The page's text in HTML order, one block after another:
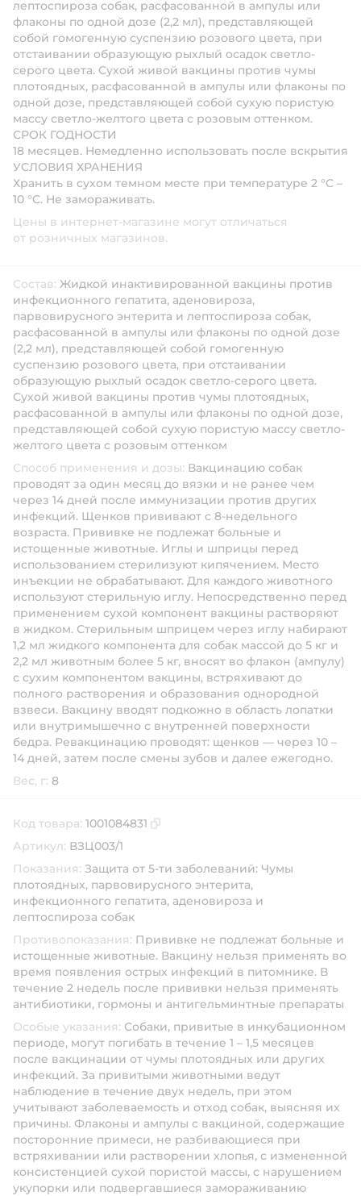
лептоспироза собак, расфасованной в ампулы или
флаконы по одной дозе (2,2 мл), представляющей
собой гомогенную суспензию розового цвета, при
отстаивании образующую рыхлый осадок светло-
серого цвета. Сухой живой вакцины против чумы
плотоядных, расфасованной в ампулы или флаконы по
одной дозе, представляющей собой сухую пористую
массу светло-желтого цвета с розовым оттенком.
СРОК ГОДНОСТИ
18 месяцев. Немедленно использовать после вскрытия
УСЛОВИЯ ХРАНЕНИЯ
Хранить в сухом темном месте при температуре 2 °C –
10 °C. Не замораживать.
Цены в интернет-магазине могут отличаться
от розничных магазинов.
Состав: Жидкой инактивированной вакцины против
инфекционного гепатита, аденовироза,
парвовирусного энтерита и лептоспироза собак,
расфасованной в ампулы или флаконы по одной дозе
(2,2 мл), представляющей собой гомогенную
суспензию розового цвета, при отстаивании
образующую рыхлый осадок светло-серого цвета.
Сухой живой вакцины против чумы плотоядных,
расфасованной в ампулы или флаконы по одной дозе,
представляющей собой сухую пористую массу светло-
желтого цвета с розовым оттенком
Способ применения и дозы: Вакцинацию собак
проводят за один месяц до вязки и не ранее чем
через 14 дней после иммунизации против других
инфекций. Щенков прививают с 8-недельного
возраста. Прививке не подлежат больные и
истощенные животные. Иглы и шприцы перед
использованием стерилизуют кипячением. Место
инъекции не обрабатывают. Для каждого животного
используют стерильную иглу. Непосредственно перед
применением сухой компонент вакцины растворяют
в жидком. Стерильным шприцем через иглу набирают
1,2 мл жидкого компонента для собак массой до 5 кг и
2,2 мл животным более 5 кг, вносят во флакон (ампулу)
с сухим компонентом вакцины, встряхивают до
полного растворения и образования однородной
взвеси. Вакцину вводят подкожно в область лопатки
или внутримышечно с внутренней поверхности
бедра. Ревакцинацию проводят: щенков — через 10 –
14 дней, затем после смены зубов и далее ежегодно.
Вес, г: 8
Код товара: 1001084831
Артикул: ВЗЦ003/1
Показания: Защита от 5-ти заболеваний: Чумы
плотоядных, парвовирусного энтерита,
инфекционного гепатита, аденовироза и
лептоспироза собак
Противопоказания: Прививке не подлежат больные и
истощенные животные. Вакцину нельзя применять во
время появления острых инфекций в питомнике. В
течение 2 недель после прививки нельзя применять
антибиотики, гормоны и антигельминтные препараты
Особые указания: Собаки, привитые в инкубационном
периоде, могут погибать в течение 1 – 1,5 месяцев
после вакцинации от чумы плотоядных или других
инфекций. За привитыми животными ведут
наблюдение в течение двух недель, при этом
учитывают заболеваемость и отход собак, выясняя их
причины. Флаконы и ампулы с вакциной, содержащие
посторонние примеси, не разбивающиеся при
встряхивании или растворении хлопья, с измененной
консистенцией сухой пористой массы, с нарушением
укупорки или подвергавшиеся замораживанию